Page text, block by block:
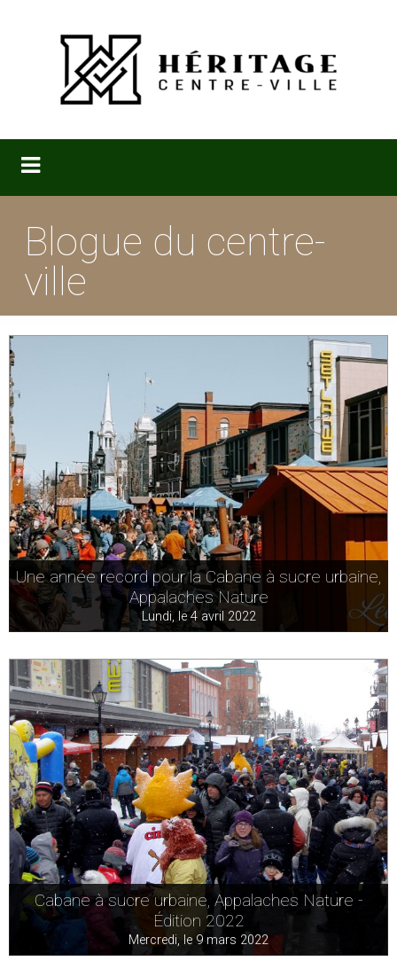
Blogue du centre-
ville
Une année record pour la Cabane à sucre urbaine,
Appalaches Nature
Lundi, le 4 avril 2022
Cabane à sucre urbaine, Appalaches Nature -
Édition 2022
Mercredi, le 9 mars 2022